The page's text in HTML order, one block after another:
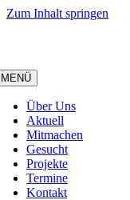
Zum Inhalt springen
MENÜ
Über Uns
Aktuell
Mitmachen
Gesucht
Projekte
Termine
Kontakt